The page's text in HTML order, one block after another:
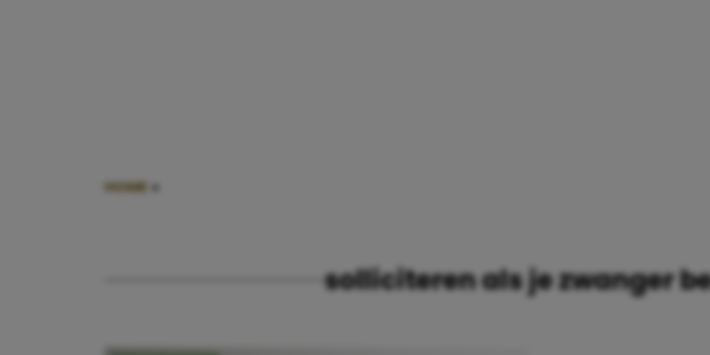
HOME »
solliciteren als je zwanger